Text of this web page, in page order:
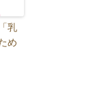
乳
め